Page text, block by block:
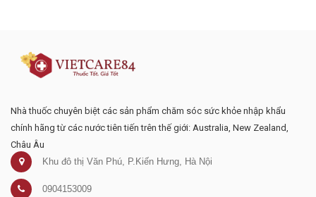
Nhà thuốc chuyên biệt các sản phẩm chăm sóc sức khỏe nhập khẩu
chính hãng từ các nước tiên tiến trên thế giới: Australia, New Zealand,
Châu Âu
Khu đô thị Văn Phú, P.Kiến Hưng, Hà Nội
0904153009